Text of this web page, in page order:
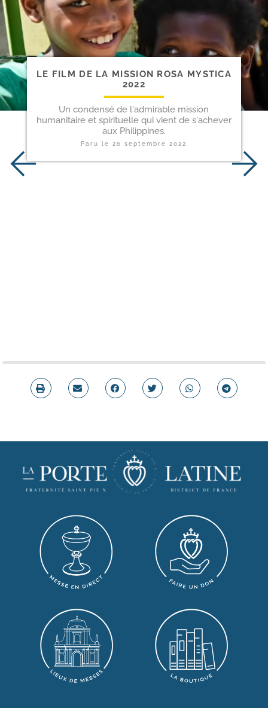
LE FILM DE LA MISSION ROSA MYSTICA
2022
Un condensé de l'admirable mission
humanitaire et spirituelle qui vient de s'achever
aux Philippines.
Paru le26 septembre 2022